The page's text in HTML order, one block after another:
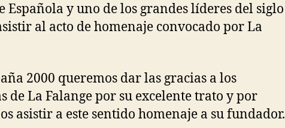
Española y uno de los grandes líderes del siglo
al acto de homenaje convocado por La
2000 queremos dar las gracias a los
de La Falange por su excelente trato y por
asistir a este sentido homenaje a su fundador.